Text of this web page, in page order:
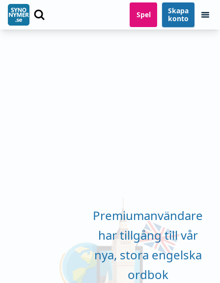
Spel
Skapa
konto
Premiumanvändare
har tillgång till vår
nya, stora engelska
ordbok